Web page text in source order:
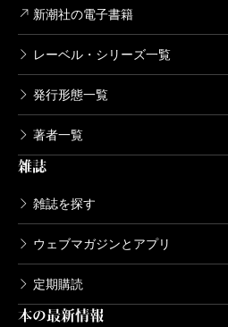
新潮社の電子書籍
レーベル・シリーズ一覧
発行形態一覧
著者一覧
雑誌
雑誌を探す
ウェブマガジンとアプリ
定期購読
本の最新情報